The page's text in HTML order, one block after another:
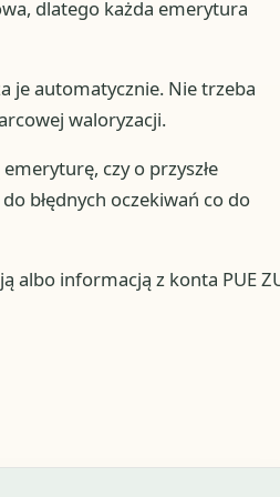
dlatego każda emerytura
je automatycznie. Nie trzeba
waloryzacji.
czy o przyszłe
błędnych oczekiwań co do
albo informacją z konta PUE